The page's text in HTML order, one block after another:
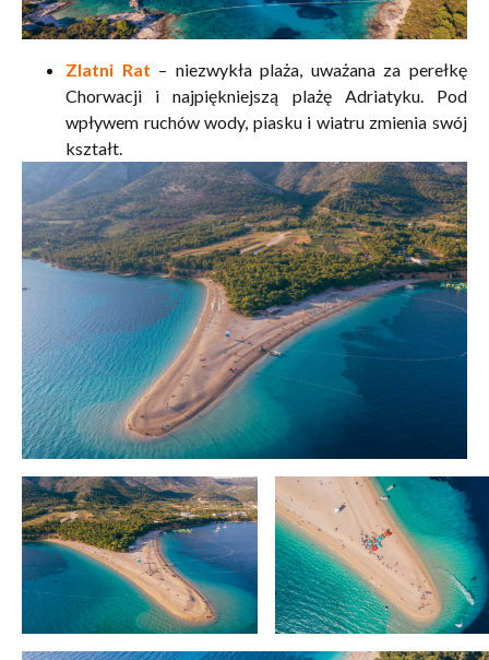
Zlatni Rat – niezwykła plaża, uważana za perełkę
Chorwacji i najpiękniejszą plażę Adriatyku. Pod
wpływem ruchów wody, piasku i wiatru zmienia swój
kształt.